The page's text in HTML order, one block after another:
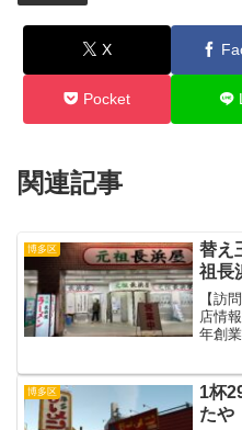
X
Pocket
関連記事
博多区
替え
祖長
【訪
店情
年創
うだ
ンキ
博多区
1杯
たや